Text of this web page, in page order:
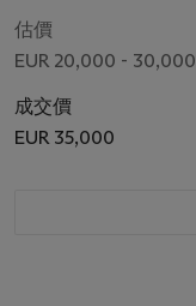
估價
EUR 20,000 - 30,000
成交價
EUR 35,000